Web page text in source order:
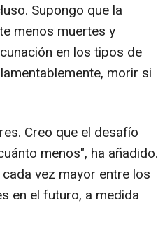
Supongo que la
menos muertes y
en los tipos de
morir si
Creo que el desafío
menos", ha añadido.
vez mayor entre los
en el futuro, a medida